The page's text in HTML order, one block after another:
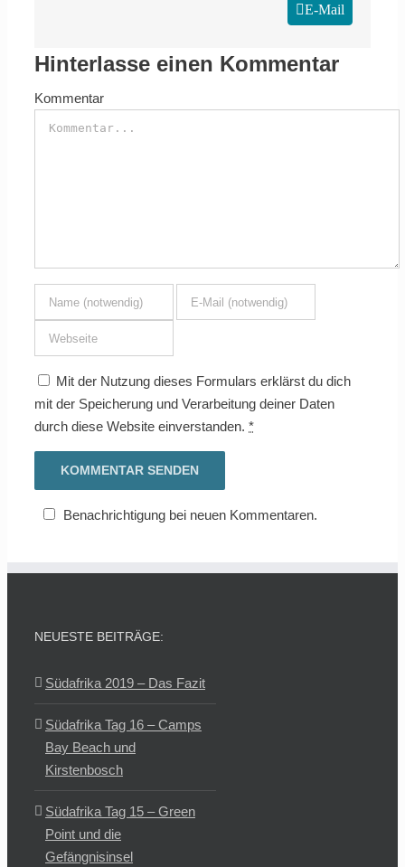
E-Mail
Hinterlasse einen Kommentar
Kommentar
Mit der Nutzung dieses Formulars erklärst du dich
mit der Speicherung und Verarbeitung deiner Daten
durch diese Website einverstanden. *
Benachrichtigung bei neuen Kommentaren.
NEUESTE BEITRÄGE:
Südafrika 2019 – Das Fazit
Südafrika Tag 16 – Camps
Bay Beach und
Kirstenbosch
Südafrika Tag 15 – Green
Point und die
Gefängnisinsel